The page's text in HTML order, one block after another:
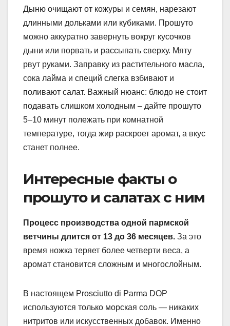
Дыню очищают от кожуры и семян, нарезают
длинными дольками или кубиками. Прошуто
можно аккуратно завернуть вокруг кусочков
дыни или порвать и рассыпать сверху. Мяту
рвут руками. Заправку из растительного масла,
сока лайма и специй слегка взбивают и
поливают салат. Важный нюанс: блюдо не стоит
подавать слишком холодным – дайте прошуто
5–10 минут полежать при комнатной
температуре, тогда жир раскроет аромат, а вкус
станет полнее.
Интересные факты о
прошуто и салатах с ним
Процесс производства одной пармской
ветчины длится от 13 до 36 месяцев. За это
время ножка теряет более четверти веса, а
аромат становится сложным и многослойным.
В настоящем Prosciutto di Parma DOP
используются только морская соль — никаких
нитритов или искусственных добавок. Именно